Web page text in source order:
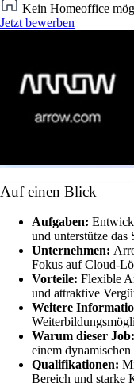
Kein Homeoffice
Jetzt bewerben
Auf einen Blick
Aufgaben:
und unterstütze das
Unternehmen:
Fokus auf Cloud-
Vorteile: Flexible
und attraktive
Weitere
Warum dieser Job:
einem
Qualifikationen:
Bereich und starke